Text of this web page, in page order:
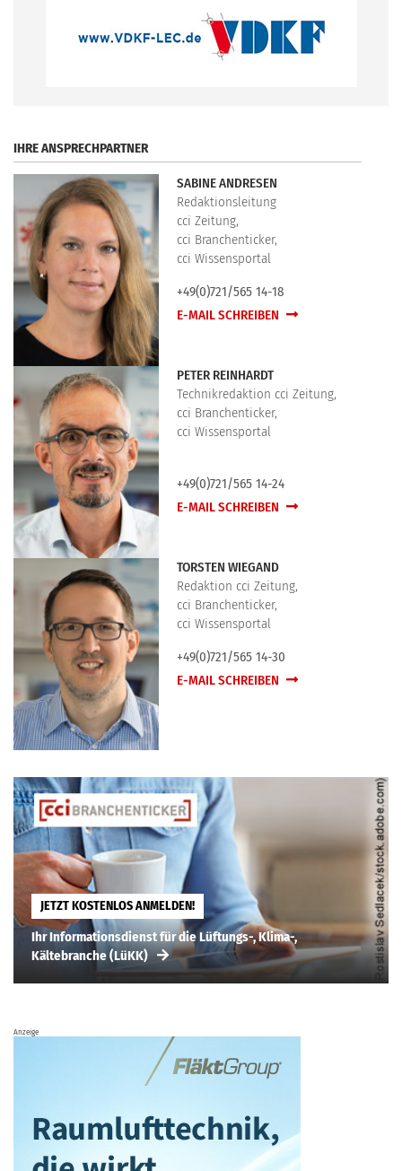
IHRE ANSPRECHPARTNER
SABINE ANDRESEN
Redaktionsleitung
cci Zeitung,
cci Branchenticker,
cci Wissensportal
+49(0)721/565 14-18
E-MAIL SCHREIBEN
PETER REINHARDT
Technikredaktion cci Zeitung,
cci Branchenticker,
cci Wissensportal
+49(0)721/565 14-24
E-MAIL SCHREIBEN
TORSTEN WIEGAND
Redaktion cci Zeitung,
cci Branchenticker,
cci Wissensportal
+49(0)721/565 14-30
E-MAIL SCHREIBEN
JETZT KOSTENLOS ANMELDEN!
Ihr Informationsdienst für die Lüftungs-, Klima-,
Kältebranche (LüKK)
Anzeige